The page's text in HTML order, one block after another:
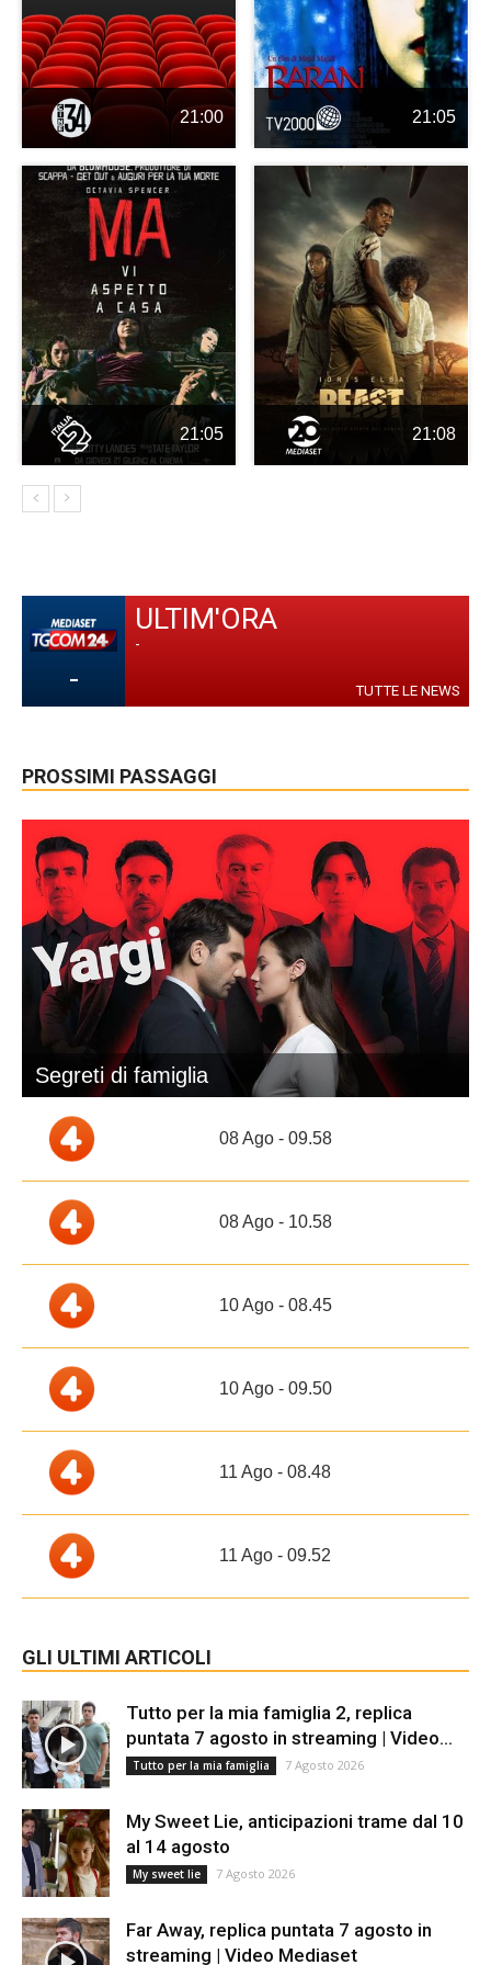
21:00 21:05
21:05 21:08
-
ULTIM'ORA
-
TUTTE LE NEWS
PROSSIMI PASSAGGI
Segreti di famiglia
08 Ago - 09.58
08 Ago - 10.58
10 Ago - 08.45
10 Ago - 09.50
11 Ago - 08.48
11 Ago - 09.52
GLI ULTIMI ARTICOLI
Tutto per la mia famiglia 2, replica
puntata 7 agosto in streaming | Video...
Tutto per la mia famiglia 7 Agosto 2026
My Sweet Lie, anticipazioni trame dal 10
al 14 agosto
My sweet lie 7 Agosto 2026
Far Away, replica puntata 7 agosto in
streaming | Video Mediaset